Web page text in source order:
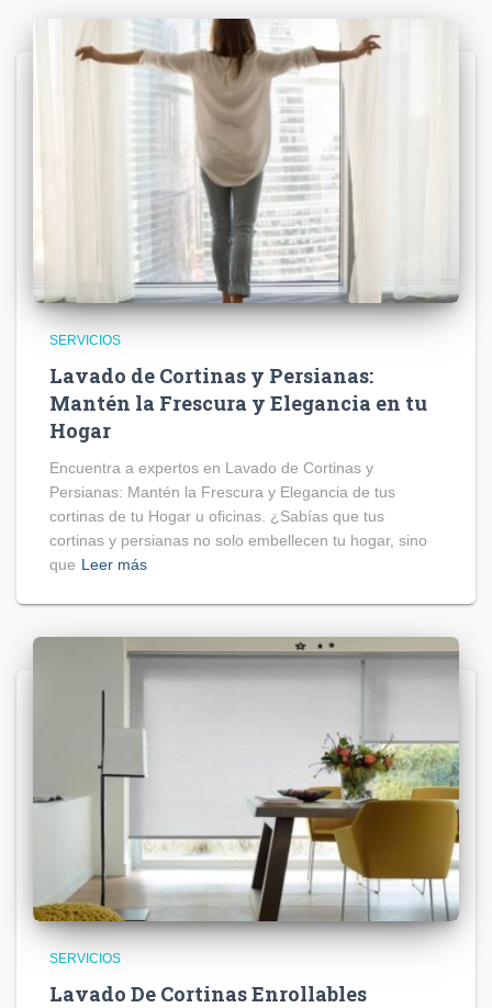
SERVICIOS
Lavado de Cortinas y Persianas:
Mantén la Frescura y Elegancia en tu
Hogar
Encuentra a expertos en Lavado de Cortinas y
Persianas: Mantén la Frescura y Elegancia de tus
cortinas de tu Hogar u oficinas. ¿Sabías que tus
cortinas y persianas no solo embellecen tu hogar, sino
que Leer más
SERVICIOS
Lavado De Cortinas Enrollables